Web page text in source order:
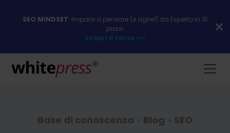
SEO MINDSET: Impara a pensare (e agire!) da Esperto in 10
passi
Scopri il corso >>>
Base di conoscenza Blog SEO